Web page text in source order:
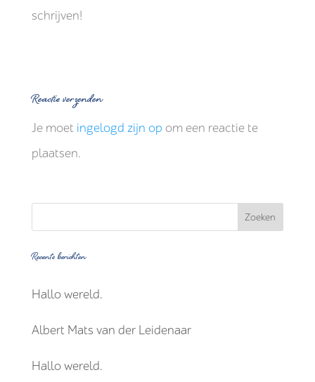
schrijven!
Reactie verzenden
Je moet ingelogd zijn op om een reactie te
plaatsen.
Recente berichten
Hallo wereld.
Albert Mats van der Leidenaar
Hallo wereld.